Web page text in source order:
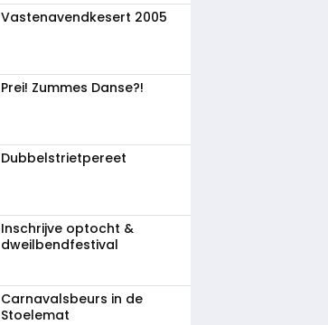
Vastenavendkesert 2005
Prei! Zummes Danse?!
Dubbelstrietpereet
Inschrijve optocht &
dweilbendfestival
Carnavalsbeurs in de
Stoelemat